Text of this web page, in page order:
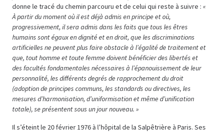
donne le tracé du chemin parcouru et de celui qui reste à suivre : «
À partir du moment où il est déjà admis en principe et où,
progressivement, il sera admis dans les faits que tous les êtres
humains sont égaux en dignité et en droit, que les discriminations
artificielles ne peuvent plus faire obstacle à l’égalité de traitement et
que, tout homme et toute femme doivent bénéficier des libertés et
des facultés fondamentales nécessaires à l’épanouissement de leur
personnalité, les différents degrés de rapprochement du droit
(adoption de principes communs, les standards ou directives, les
mesures d’harmonisation, d’uniformisation et même d’unification
totale), se présentent sous un jour nouveau. »
Il s’éteint le 20 février 1976 à l’hôpital de la Salpêtrière à Paris. Ses